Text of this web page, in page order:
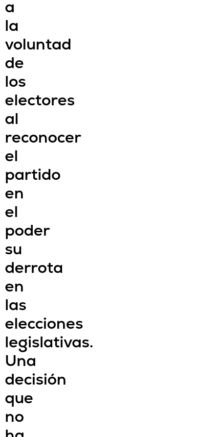
a
la
voluntad
de
los
electores
al
reconocer
el
partido
en
el
poder
su
derrota
en
las
elecciones
legislativas.
Una
decisión
que
no